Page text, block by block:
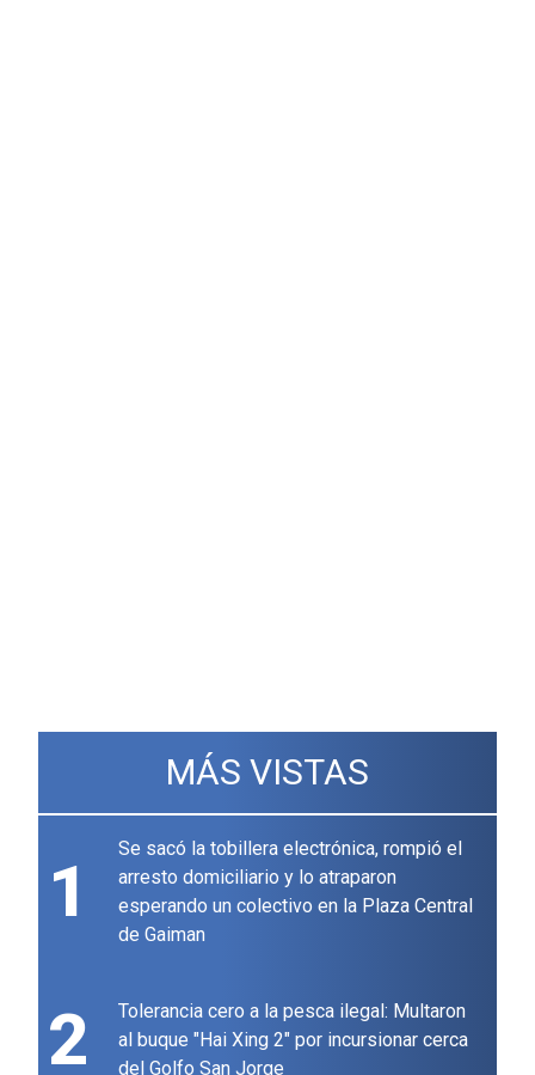
MÁS VISTAS
1
Se sacó la tobillera electrónica, rompió el
arresto domiciliario y lo atraparon
esperando un colectivo en la Plaza Central
de Gaiman
2
Tolerancia cero a la pesca ilegal: Multaron
al buque "Hai Xing 2" por incursionar cerca
del Golfo San Jorge